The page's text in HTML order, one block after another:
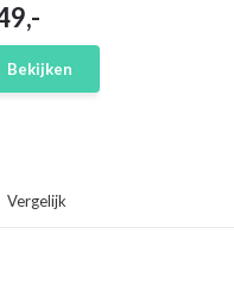
Vergelijk
Bekijken